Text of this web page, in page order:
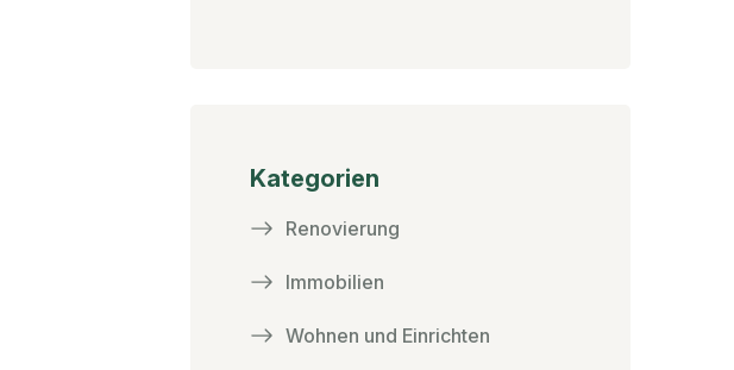
Kategorien
Renovierung
Immobilien
Wohnen und Einrichten